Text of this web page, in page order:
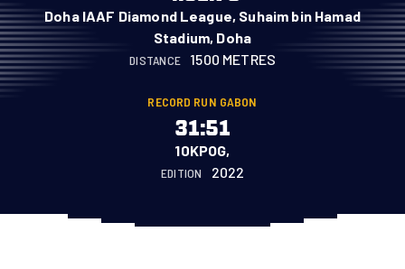
Doha IAAF Diamond League, Suhaim bin Hamad
Stadium, Doha
DISTANCE 1500 METRES
RECORD RUN GABON
31:51
10KPOG,
EDITION 2022